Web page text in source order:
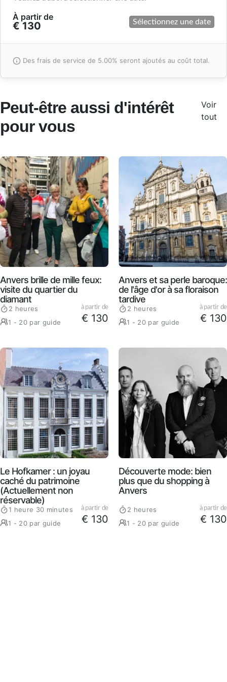
À partir de
€ 130 Sélectionnez une date
Des frais de service de 5.00% seront ajoutés au coût total.
Peut-être aussi d'intérêt
pour vous
Voir
tout
Anvers brille de mille feux:
visite du quartier du
diamant
2 heures
1 - 20 par guide
à partir de
€ 130
Anvers et sa perle baroque:
de l'âge d'or à sa floraison
tardive
2 heures
1 - 20 par guide
à partir de
€ 130
Le Hofkamer : un joyau
caché du patrimoine
(Actuellement non
réservable)
1 heure 30 minutes
1 - 20 par guide
à partir de
€ 130
Découverte mode: bien
plus que du shopping à
Anvers
2 heures
1 - 20 par guide
à partir de
€ 130